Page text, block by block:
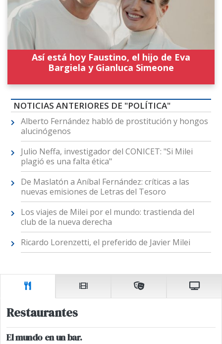
Así está hoy Faustino, el hijo de Eva
Bargiela y Gianluca Simeone
NOTICIAS ANTERIORES DE "POLÍTICA"
Alberto Fernández habló de prostitución y hongos
alucinógenos
Julio Neffa, investigador del CONICET: "Si Milei
plagió es una falta ética"
De Maslatón a Aníbal Fernández: críticas a las
nuevas emisiones de Letras del Tesoro
Los viajes de Milei por el mundo: trastienda del
club de la nueva derecha
Ricardo Lorenzetti, el preferido de Javier Milei
Restaurantes
El mundo en un bar.